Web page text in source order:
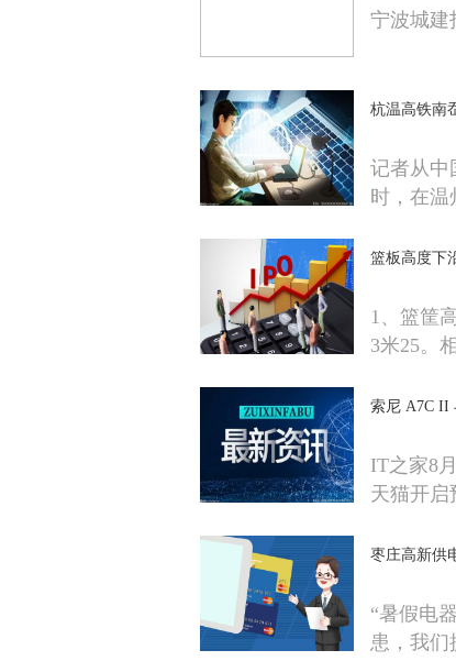
宁波城建
杭温高铁南
记者从中
时，在温
篮板高度下
1、篮筐
3米25。
索尼 A7C II
IT之家8
天猫开启
枣庄高新供
“暑假电
患，我们